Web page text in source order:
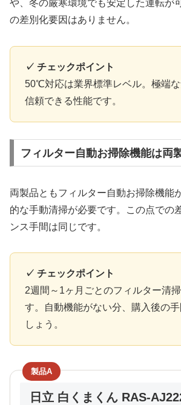
や、冬の厳寒環境でも安定した運転が
の差別化要因はありません。
✓ チェックポイント
50℃対応は業界標準レベル。極端
信頼できる性能です。
フィルター自動お掃除機能は両
両製品ともフィルター自動お掃除機能
的な手動清掃が必要です。この点での
ンス手間は同じです。
✓ チェックポイント
2週間～1ヶ月ごとのフィルター清
す。自動機能がない分、購入後の手
しょう。
製品A
日立 白くまくん RAS-